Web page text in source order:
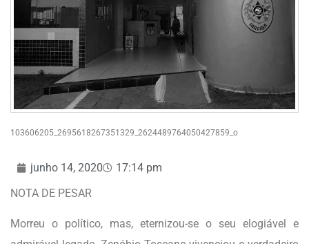
103606205_2695618267351329_2624489764050427859_o
junho 14, 2020
17:14 pm
NOTA DE PESAR
Morreu o político, mas, eternizou-se o seu elogiável e